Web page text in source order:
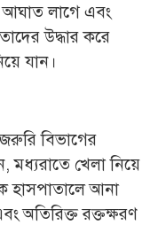
আঘাত লাগে এবং
উদ্ধার করে
যান।
জরুরি বিভাগের
মধ্যরাতে খেলা নিয়ে
হাসপাতালে আনা
অতিরিক্ত রক্তক্ষরণ